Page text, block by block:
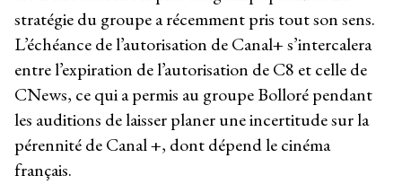
stratégie du groupe a récemment pris tout son sens.
L’échéance de l’autorisation de Canal+ s’intercalera
entre l’expiration de l’autorisation de C8 et celle de
CNews, ce qui a permis au groupe Bolloré pendant
les auditions de laisser planer une incertitude sur la
pérennité de Canal +, dont dépend le cinéma
français.